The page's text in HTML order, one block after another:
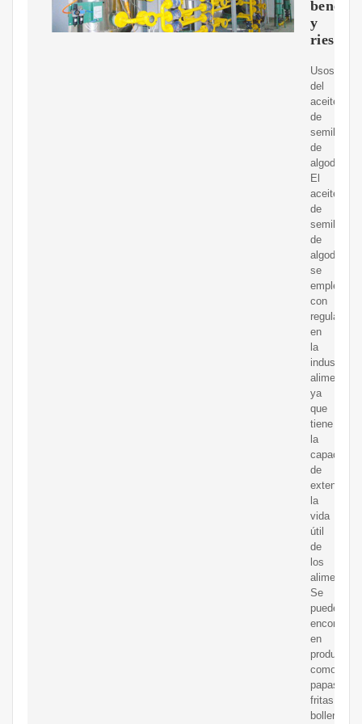
y
riesgos
Usos
del
aceite
de
semilla
de
algodón.
El
aceite
de
semilla
de
algodón
se
emplea
con
regularidad
en
la
industria
ya
que
tiene
la
capacidad
de
extender
la
vida
útil
de
los
alimentos.
Se
puede
encontrar
en
productos
como
papas
fritas,
bollería,